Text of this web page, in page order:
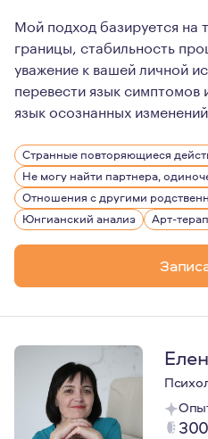
Мой подход базируется на
границы, стабильность
уважение к вашей личной
перевести язык симптомов
язык осознанных
Юнгианский анализ,
Групповые
Игры: Психосоматика
Не могу найти партнера,
Отношения с другими
Юнгианский анализ
Арт-